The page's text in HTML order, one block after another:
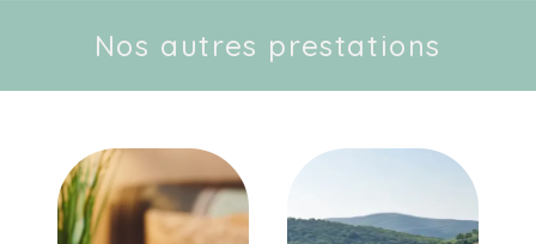
Nos autres prestations